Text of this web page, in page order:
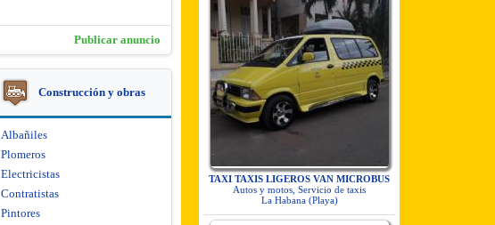
Publicar anuncio
Construcción y obras
Albañiles
Plomeros
Electricistas
Contratistas
Pintores
TAXI TAXIS LIGEROS VAN MICROBUS
Autos y motos, Servicio de taxis
La Habana (Playa)